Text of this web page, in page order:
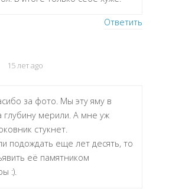
Ответить
15 лет ago
за фото. Мы эту яму в
глубину мерили. А мне уж
стукнет.
подождать еще лет десять, то
её памятником
:).